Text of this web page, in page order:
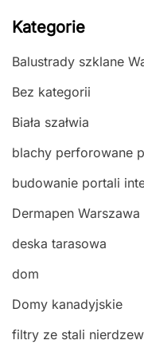
Kategorie
Balustrady szklane
Bez kategorii
Biała szałwia
blachy perforowane
budowanie portali
Dermapen Warszawa
deska tarasowa
dom
Domy kanadyjskie
filtry ze stali